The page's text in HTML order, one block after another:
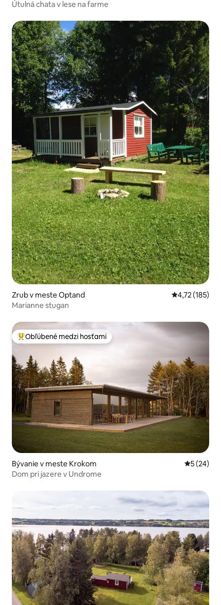
Útulná chata v lese na farme
Zrub v meste Optand Priemerné
4,72 (185)
Marianne stugan
Najobľúbenejšie medzi hosťami
Obľúbené medzi hosťami
Bývanie v meste Krokom
5 (24)
Dom pri jazere v Undrome